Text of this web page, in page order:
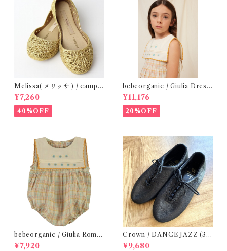
Melissa( メリッサ ) / campa
na ( Gold )28-33
¥7,260
40%OFF
bebeorganic / Giulia Dress
Lagoon Check (2-6y)
¥11,176
20%OFF
bebeorganic / Giulia Romp
er Lagoon Check( 6・12ｍ)
¥7,920
Crown / DANCE JAZZ (3:2
2cm / 6:24-24,5 ) Black
¥9,680